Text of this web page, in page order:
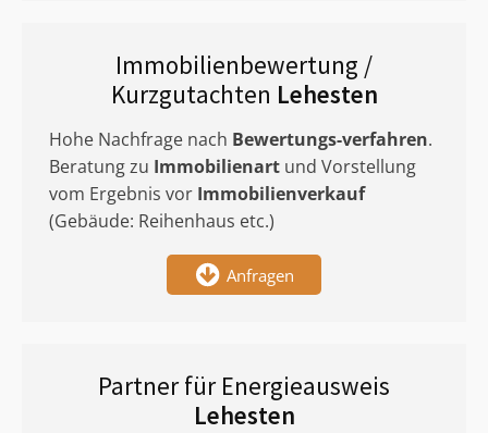
Immobilienbewertung /
Kurzgutachten Lehesten
Hohe Nachfrage nach Bewertungs-verfahren.
Beratung zu Immobilienart und Vorstellung
vom Ergebnis vor Immobilienverkauf
(Gebäude: Reihenhaus etc.)
Anfragen
Partner für Energieausweis
Lehesten